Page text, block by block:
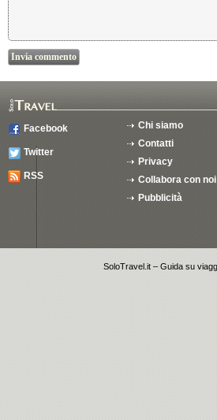
Facebook
Twitter
RSS
Chi siamo
Contatti
Privacy
Collabora con noi
Pubblicità
SoloTravel.it – Guida su